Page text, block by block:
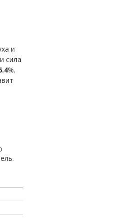
и
сила
%.